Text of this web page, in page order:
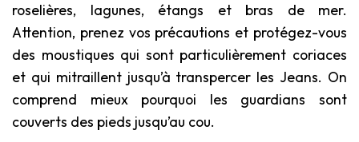
roselières, lagunes, étangs et bras de mer.
Attention, prenez vos précautions et protégez-vous
des moustiques qui sont particulièrement coriaces
et qui mitraillent jusqu’à transpercer les Jeans. On
comprend mieux pourquoi les guardians sont
couverts des pieds jusqu’au cou.